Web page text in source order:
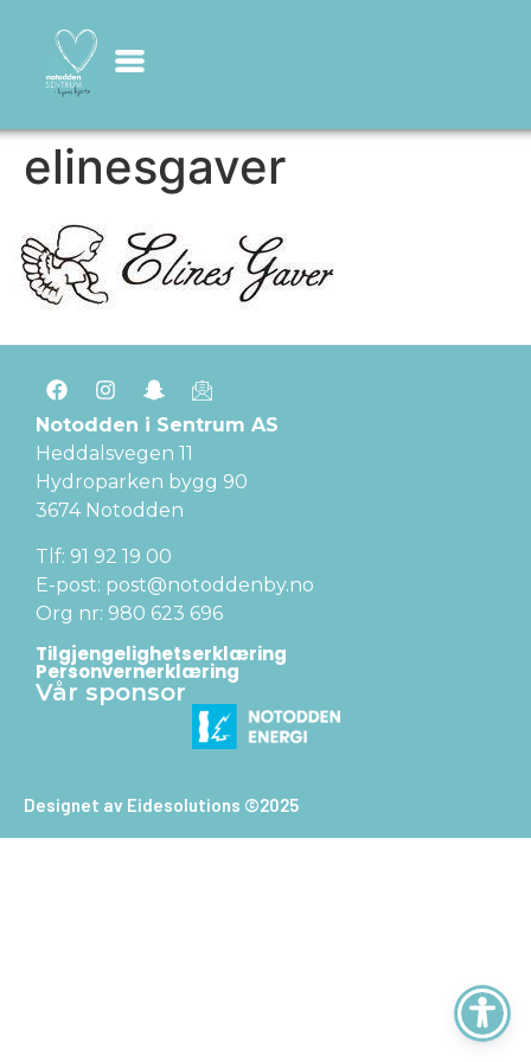
elinesgaver
Notodden i Sentrum AS
Heddalsvegen 11
Hydroparken bygg 90
3674 Notodden
Tlf: 91 92 19 00
E-post: post@notoddenby.no
Org nr: 980 623 696
Tilgjengelighetserklæring
Personvernerklæring
Vår sponsor
Designet av Eidesolutions ©2025